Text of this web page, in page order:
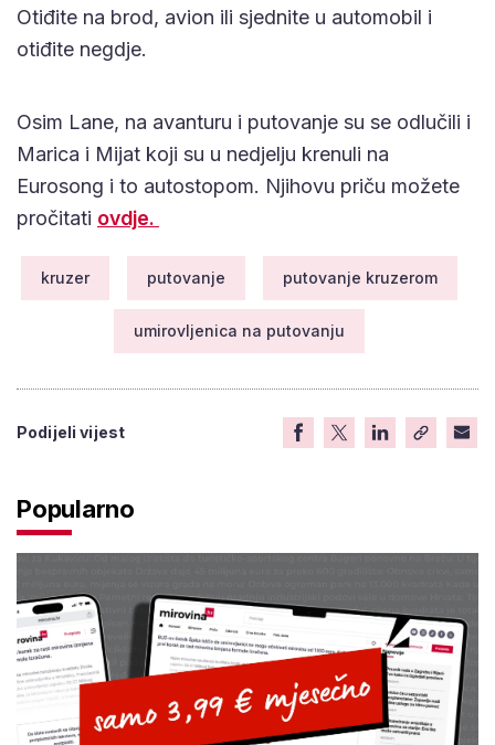
Otiđite na brod, avion ili sjednite u automobil i
otiđite negdje.
Osim Lane, na avanturu i putovanje su se odlučili i
Marica i Mijat koji su u nedjelju krenuli na
Eurosong i to autostopom. Njihovu priču možete
pročitati ovdje.
kruzer putovanje putovanje kruzerom
umirovljenica na putovanju
Podijeli vijest
Popularno